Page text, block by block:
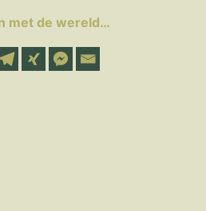
met de wereld…